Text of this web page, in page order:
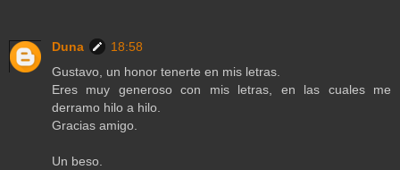
Duna
18:58
Gustavo, un honor tenerte en mis letras.
Eres muy generoso con mis letras, en las cuales me
derramo hilo a hilo.
Gracias amigo.
Un beso.